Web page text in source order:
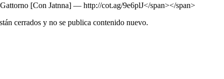
[Con Jatnna] — http://cot.ag/9e6plJ</span></span>
cerrados y no se publica contenido nuevo.